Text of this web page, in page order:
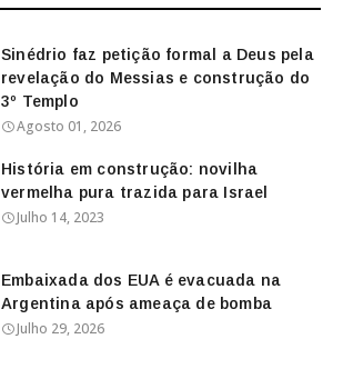
Sinédrio faz petição formal a Deus pela
revelação do Messias e construção do
3º Templo
Agosto 01, 2026
História em construção: novilha
vermelha pura trazida para Israel
Julho 14, 2023
Embaixada dos EUA é evacuada na
Argentina após ameaça de bomba
Julho 29, 2026